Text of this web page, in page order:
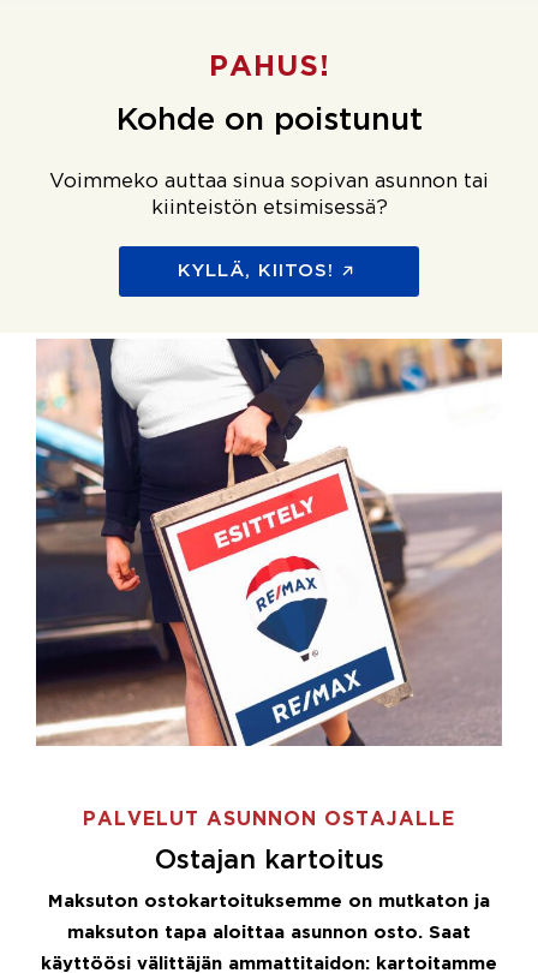
PAHUS!
Kohde on poistunut
Voimmeko auttaa sinua sopivan asunnon tai
kiinteistön etsimisessä?
KYLLÄ, KIITOS!
PALVELUT ASUNNON OSTAJALLE
Ostajan kartoitus
Maksuton ostokartoituksemme on mutkaton ja
maksuton tapa aloittaa asunnon osto. Saat
käyttöösi välittäjän ammattitaidon: kartoitamme